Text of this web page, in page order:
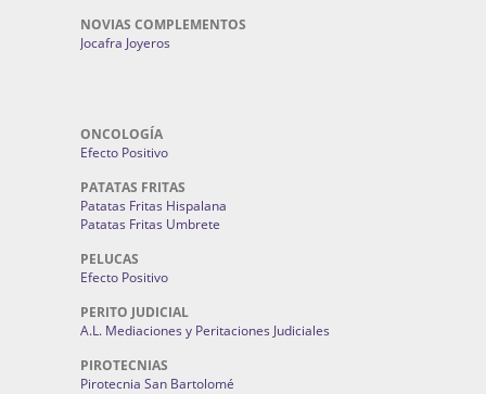
NOVIAS COMPLEMENTOS
Jocafra Joyeros
ONCOLOGÍA
Efecto Positivo
PATATAS FRITAS
Patatas Fritas Hispalana
Patatas Fritas Umbrete
PELUCAS
Efecto Positivo
PERITO JUDICIAL
A.L. Mediaciones y Peritaciones Judiciales
PIROTECNIAS
Pirotecnia San Bartolomé